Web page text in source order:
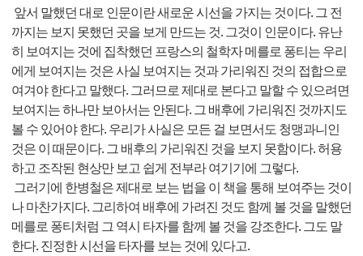
앞서 말했던 대로 인문이란 새로운 시선을 가지는 것이다. 그 전
까지는 보지 못했던 곳을 보게 만드는 것. 그것이 인문이다. 유난
히 보여지는 것에 집착했던 프랑스의 철학자 메를로 퐁티는 우리
에게 보여지는 것은 사실 보여지는 것과 가리워진 것의 접합으로
여겨야 한다고 말했다. 그러므로 제대로 본다고 말할 수 있으려면
보여지는 하나만 보아서는 안된다. 그 배후에 가리워진 것까지도
볼 수 있어야 한다. 우리가 사실은 모든 걸 보면서도 청맹과니인
것은 이 때문이다. 그 배후의 가리워진 것을 보지 못함이다. 허용
하고 조작된 현상만 보고 쉽게 전부라 여기기에 그렇다.
그러기에 한병철은 제대로 보는 법을 이 책을 통해 보여주는 것이
나 마찬가지다. 그리하여 배후에 가려진 것도 함께 볼 것을 말했던
메를로 퐁티처럼 그 역시 타자를 함께 볼 것을 강조한다. 그도 말
한다. 진정한 시선을 타자를 보는 것에 있다고.